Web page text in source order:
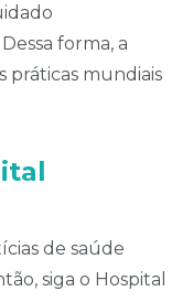
forma, a
práticas mundiais
de saúde
siga o Hospital